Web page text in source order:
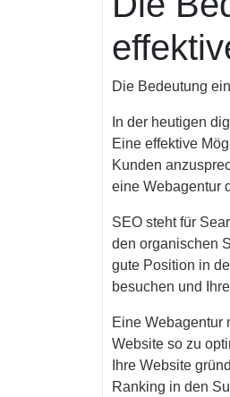
Die Bedeutung
In der heutigen
Eine effektive
Kunden
eine Webagentur
SEO steht für
den organischen
gute Position in
besuchen und
Eine Webagentur
Website so zu
Ihre Website
Ranking in den